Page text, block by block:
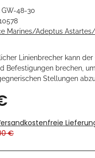
GW-48-30
Marines/Adeptus
Linienbrecher kann
Befestigungen brechen,
Stellungen
€